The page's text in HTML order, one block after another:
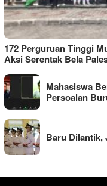
172 Perguruan Tinggi
Aksi Serentak Bela
Mahasiswa
Persoalan
Baru Dilantik,